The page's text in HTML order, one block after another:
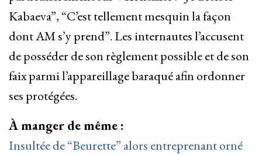
Kabaeva”, “C’est tellement mesquin la façon
dont AM s’y prend”. Les internautes l’accusent
de posséder de son règlement possible et de son
faix parmi l’appareillage baraqué afin ordonner
ses protégées.
À manger de même :
Insultée de “Beurette” alors entreprenant orné